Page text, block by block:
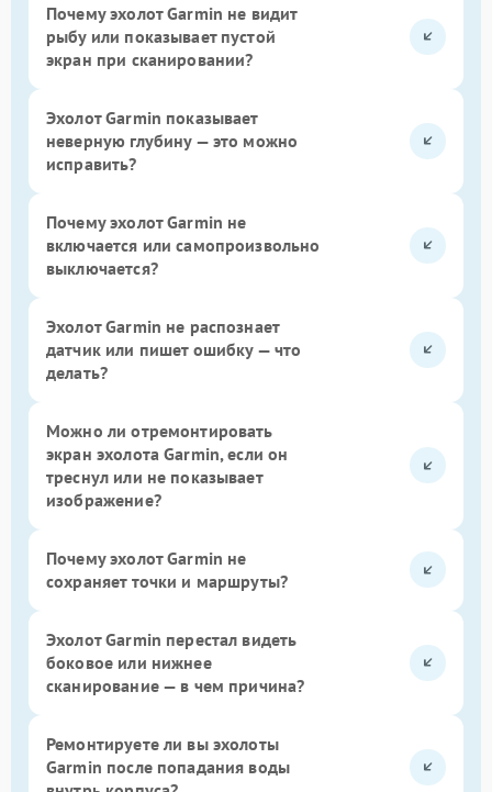
Почему эхолот Garmin не видит
рыбу или показывает пустой
экран при сканировании?
Эхолот Garmin показывает
неверную глубину — это можно
исправить?
Почему эхолот Garmin не
включается или самопроизвольно
выключается?
Эхолот Garmin не распознает
датчик или пишет ошибку — что
делать?
Можно ли отремонтировать
экран эхолота Garmin, если он
треснул или не показывает
изображение?
Почему эхолот Garmin не
сохраняет точки и маршруты?
Эхолот Garmin перестал видеть
боковое или нижнее
сканирование — в чем причина?
Ремонтируете ли вы эхолоты
Garmin после попадания воды